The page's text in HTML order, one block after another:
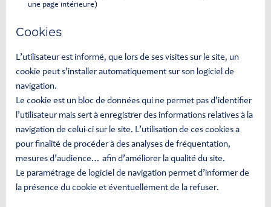
une page intérieure)
Cookies
L’utilisateur est informé, que lors de ses visites sur le site, un
cookie peut s’installer automatiquement sur son logiciel de
navigation.
Le cookie est un bloc de données qui ne permet pas d’identifier
l’utilisateur mais sert à enregistrer des informations relatives à la
navigation de celui-ci sur le site. L’utilisation de ces cookies a
pour finalité de procéder à des analyses de fréquentation,
mesures d’audience… afin d’améliorer la qualité du site.
Le paramétrage de logiciel de navigation permet d’informer de
la présence du cookie et éventuellement de la refuser.